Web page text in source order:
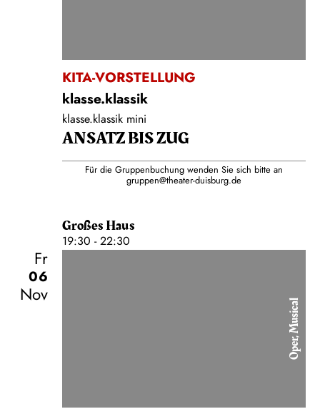
KITA-VORSTELLUNG
klasse.klassik
klasse.klassik mini
ANSATZ BIS ZUG
Für die Gruppenbuchung wenden Sie sich bitte an
gruppen@theater-duisburg.de
Großes Haus
19:30 - 22:30
Fr
06
Nov
Oper, Musical